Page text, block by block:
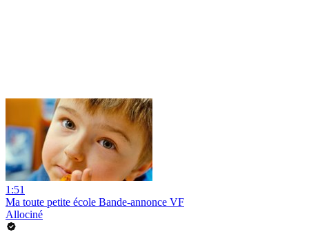
1:51
Ma toute petite école Bande-annonce VF
Allociné